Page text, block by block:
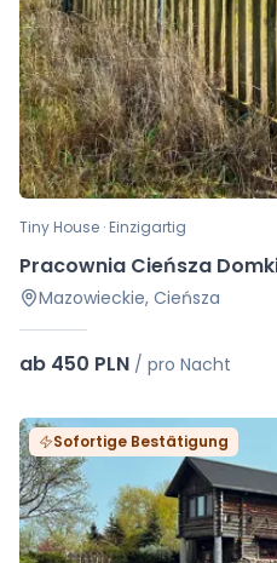
Tiny House · Einzigartig
Pracownia Cieńsza
Mazowieckie, Cieńsza
ab 450 PLN / pro Nacht
Sofortige Bestätigung